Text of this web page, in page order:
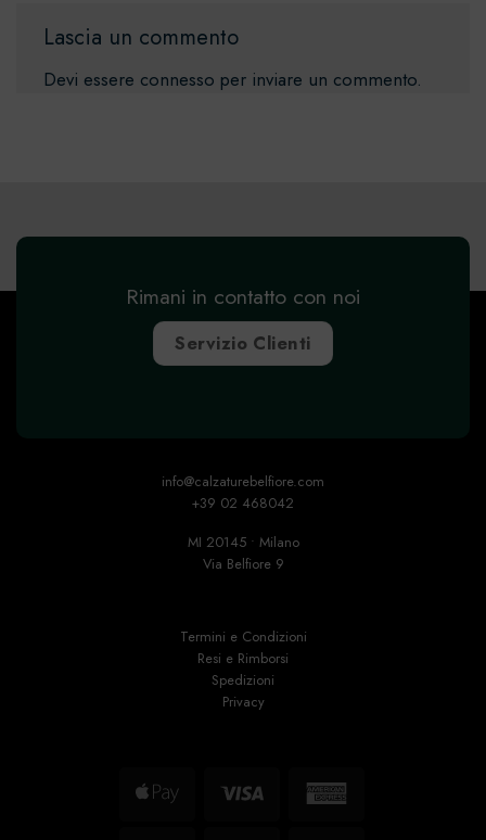
Lascia un commento
Devi essere connesso per inviare un commento.
Rimani in contatto con noi
Servizio Clienti
info@calzaturebelfiore.com
+39 02 468042
MI 20145 • Milano
Via Belfiore 9
Termini e Condizioni
Resi e Rimborsi
Spedizioni
Privacy
Apple
Visa
American